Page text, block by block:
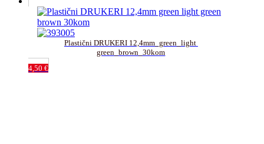
Plastični DRUKERI 12,4mm_green_light
green_brown_30kom
4,50 €